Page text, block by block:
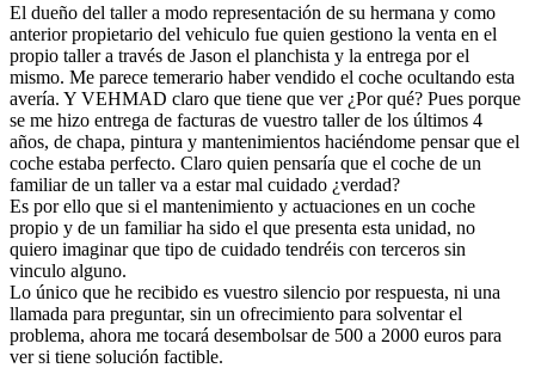
El dueño del taller a modo representación de su hermana y como
anterior propietario del vehiculo fue quien gestiono la venta en el
propio taller a través de Jason el planchista y la entrega por el
mismo. Me parece temerario haber vendido el coche ocultando esta
avería. Y VEHMAD claro que tiene que ver ¿Por qué? Pues porque
se me hizo entrega de facturas de vuestro taller de los últimos 4
años, de chapa, pintura y mantenimientos haciéndome pensar que el
coche estaba perfecto. Claro quien pensaría que el coche de un
familiar de un taller va a estar mal cuidado ¿verdad?
Es por ello que si el mantenimiento y actuaciones en un coche
propio y de un familiar ha sido el que presenta esta unidad, no
quiero imaginar que tipo de cuidado tendréis con terceros sin
vinculo alguno.
Lo único que he recibido es vuestro silencio por respuesta, ni una
llamada para preguntar, sin un ofrecimiento para solventar el
problema, ahora me tocará desembolsar de 500 a 2000 euros para
ver si tiene solución factible.